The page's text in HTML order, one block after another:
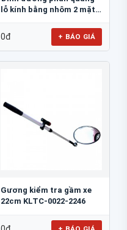
lỗ kính bằng nhôm 2 mặt
0đ + BÁO GIÁ
Gương kiểm tra gầm xe
22cm KLTC-0022-2246